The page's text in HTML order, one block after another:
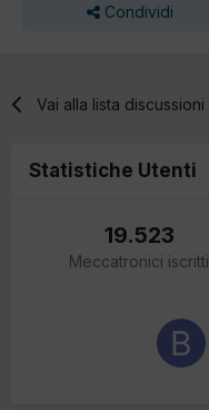
Condividi
Vai alla lista discussioni
Statistiche Utenti
19.523
Meccatronici iscritti